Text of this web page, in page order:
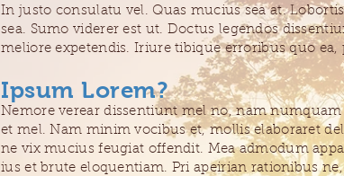
In justo consulatu vel. Quas mucius sea at.
sea. Sumo viderer est ut. Doctus legendos
meliore expetendis. Iriure tibique erroribus quo
Ipsum Lorem?
Nemore verear dissentiunt mel no, nam
et mel. Nam minim vocibus et, mollis elaboraret
ne vix mucius feugiat offendit. Mea admodum
ius et brute eloquentiam. Pri apeirian rationibus